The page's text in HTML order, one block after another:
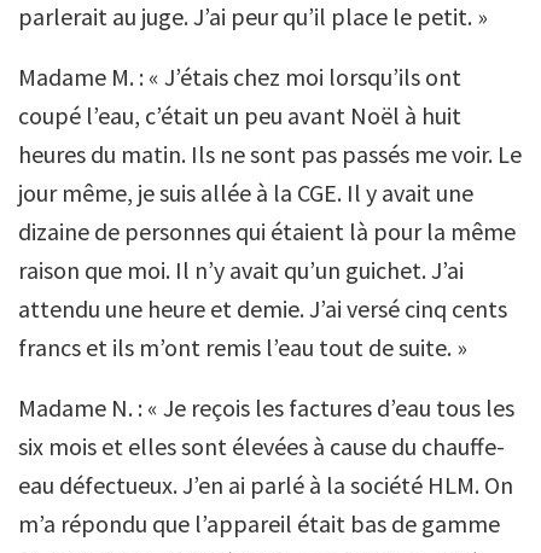
parlerait au juge. J’ai peur qu’il place le petit. »
Madame M. : « J’étais chez moi lorsqu’ils ont
coupé l’eau, c’était un peu avant Noël à huit
heures du matin. Ils ne sont pas passés me voir. Le
jour même, je suis allée à la CGE. Il y avait une
dizaine de personnes qui étaient là pour la même
raison que moi. Il n’y avait qu’un guichet. J’ai
attendu une heure et demie. J’ai versé cinq cents
francs et ils m’ont remis l’eau tout de suite. »
Madame N. : « Je reçois les factures d’eau tous les
six mois et elles sont élevées à cause du chauffe-
eau défectueux. J’en ai parlé à la société HLM. On
m’a répondu que l’appareil était bas de gamme